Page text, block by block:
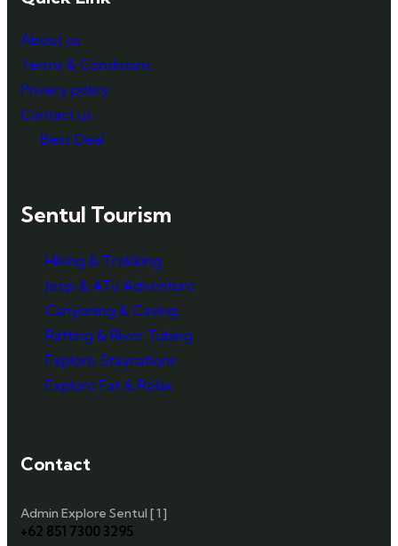
About us
Terms & Conditions
Privacy policy
Contact us
Best Deal
Sentul Tourism
Hiking & Trekking
Jeep & ATv Adventure
Canyoning & Caving
Rafting & River Tubing
Explore Staycations
Explore Eat & Relax
Contact
Admin Explore Sentul [ 1 ]
+62 851 7300 3295